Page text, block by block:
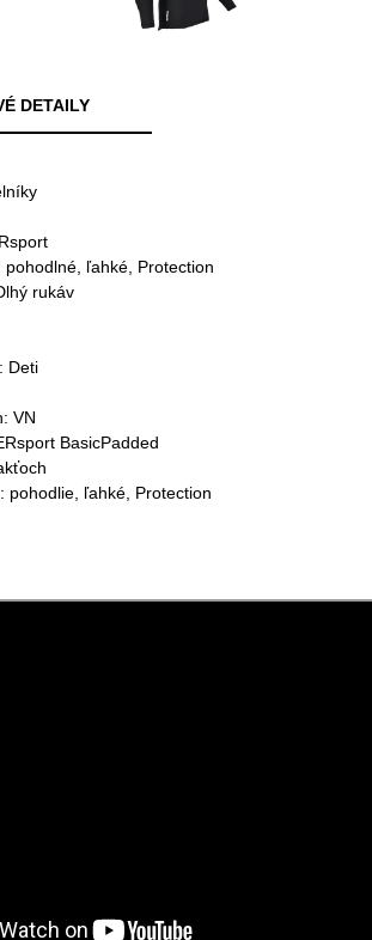
DETAILY
pohodlné, ľahké, Protection
rukáv
Deti
VN
BasicPadded
pohodlie, ľahké, Protection